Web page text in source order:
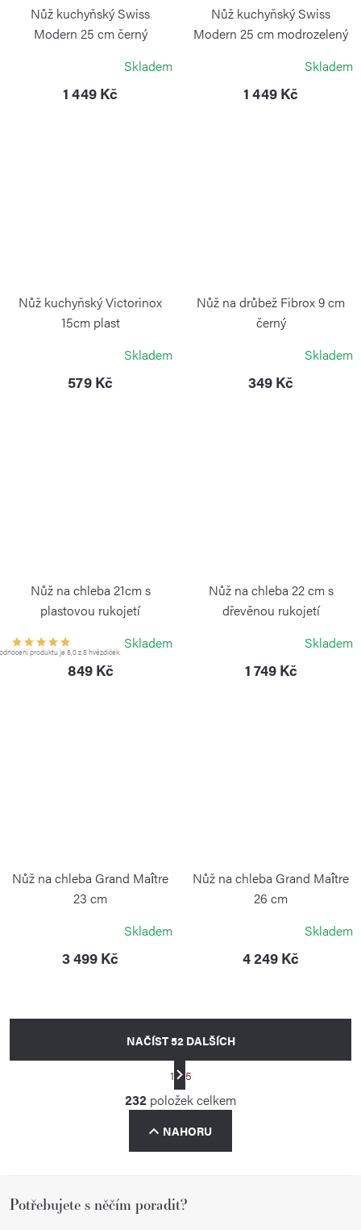
Nůž kuchyňský Swiss
Modern 25 cm černý
Skladem
1 449 Kč
Nůž kuchyňský Swiss
Modern 25 cm modrozelený
Skladem
1 449 Kč
Nůž kuchyňský Victorinox
15cm plast
Skladem
579 Kč
Nůž na drůbež Fibrox 9 cm
černý
Skladem
349 Kč
Nůž na chleba 21cm s
plastovou rukojetí
produktu je 5,0 z 5 hvězdiček.
Skladem
849 Kč
Nůž na chleba 22 cm s
dřevěnou rukojetí
Skladem
1 749 Kč
Nůž na chleba Grand Maître
23 cm
Skladem
3 499 Kč
Nůž na chleba Grand Maître
26 cm
Skladem
4 249 Kč
O
v
l
á
a
NAČÍST 52 DALŠÍCH
S
t
r
á
v
1 5
232 položek celkem
NAHORU
Potřebujete s něčím poradit?